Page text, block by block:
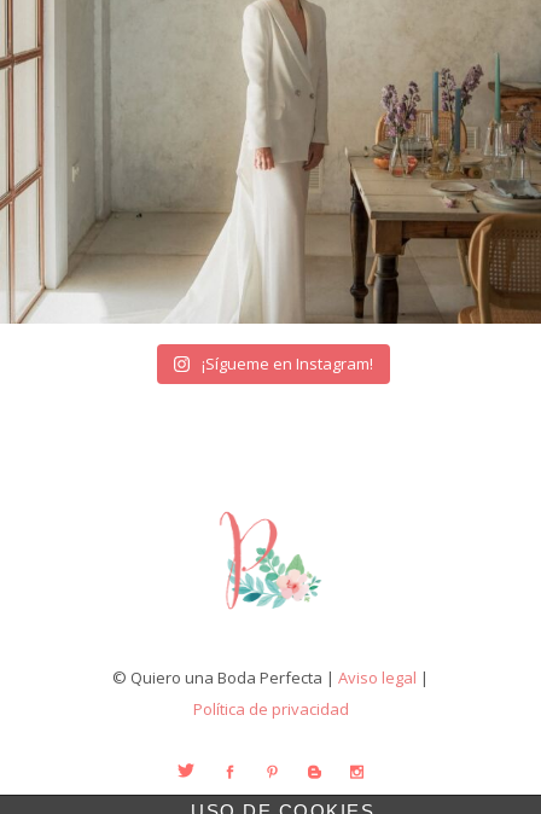
¡Sígueme en Instagram!
© Quiero una Boda Perfecta | Aviso legal |
Política de privacidad